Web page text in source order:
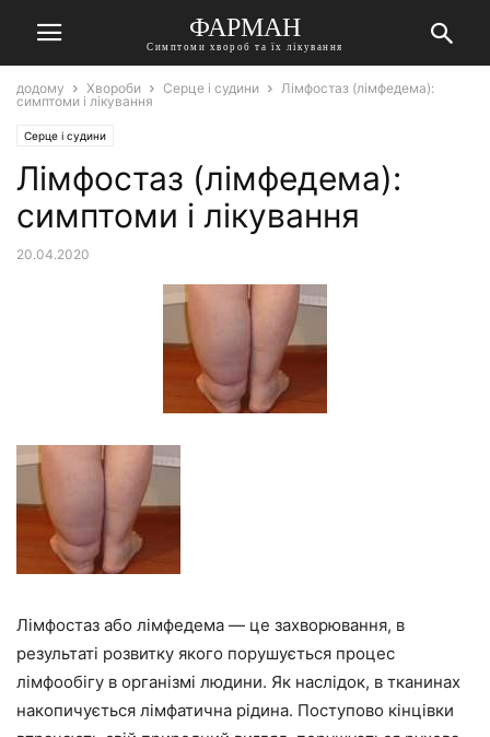
ФАРМАН
Симптоми хвороб та їх лікування
додому Хвороби Серце і судини
Лімфостаз (лімфедема):
симптоми і лікування
Серце і судини
Лімфостаз (лімфедема):
симптоми і лікування
20.04.2020
Лімфостаз або лімфедема — це захворювання, в
результаті розвитку якого порушується процес
лімфообігу в організмі людини. Як наслідок, в тканинах
накопичується лімфатична рідина. Поступово кінцівки